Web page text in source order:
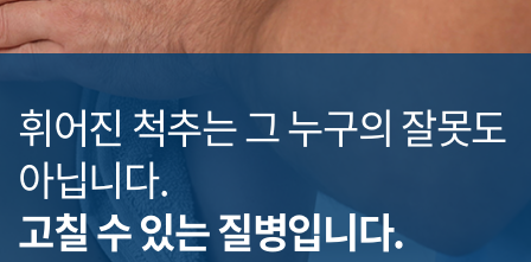
휘어진 척추는 그 누구의 잘못도
아닙니다.
고칠 수 있는 질병입니다.